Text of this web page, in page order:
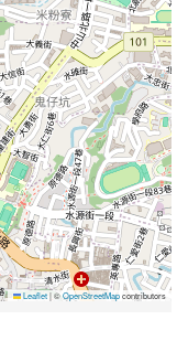
20 年
40 年
Leaflet|©OpenStreetMapcontributors